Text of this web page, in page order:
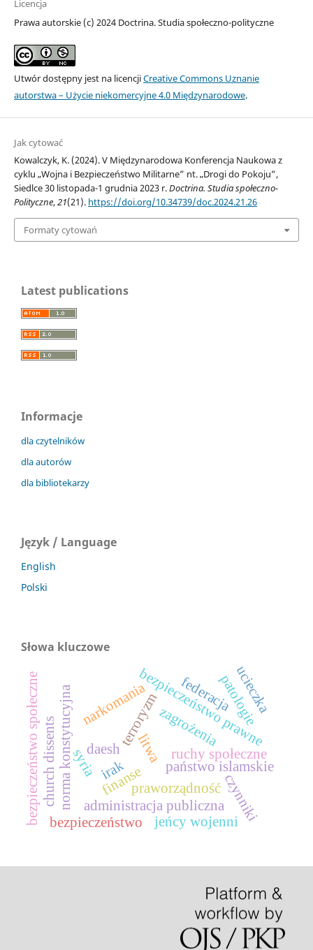
Licencja
Prawa autorskie (c) 2024 Doctrina. Studia społeczno-polityczne
Utwór dostępny jest na licencjiCreative Commons Uznanie
autorstwa – Użycie niekomercyjne 4.0 Międzynarodowe.
Jak cytować
Kowalczyk, K. (2024). V Międzynarodowa Konferencja Naukowa z
cyklu „Wojna i Bezpieczeństwo Militarne” nt. „Drogi do Pokoju”,
Siedlce 30 listopada-1 grudnia 2023 r.Doctrina. Studia społeczno-
Polityczne,21(21). https://doi.org/10.34739/doc.2024.21.26
Formaty cytowań
Latest publications
Informacje
dla czytelników
dla autorów
dla bibliotekarzy
Język / Language
English
Polski
Słowa kluczowe
daesh
finanse
irak państwo islamskie
syria
terroryzm
praworządność
bezpieczeństwo prawne
norma konstytucyjna administracja publiczna
ruchy społeczne
bezpieczeństwo czynniki
narkomania patologie
zagrożenia
bezpieczeństwo społecznechurch dissents litwa
federacja
jeńcy wojenni
ucieczka